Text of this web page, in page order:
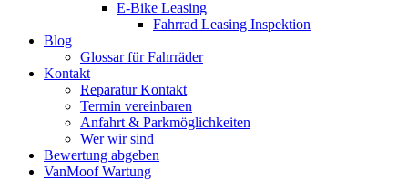
E-Bike Leasing
Fahrrad Leasing Inspektion
Blog
Glossar für Fahrräder
Kontakt
Reparatur Kontakt
Termin vereinbaren
Anfahrt & Parkmöglichkeiten
Wer wir sind
Bewertung abgeben
VanMoof Wartung